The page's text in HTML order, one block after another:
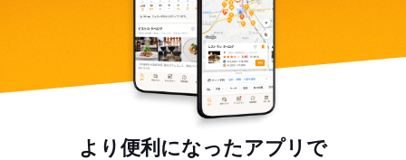
より便利になったアプリで